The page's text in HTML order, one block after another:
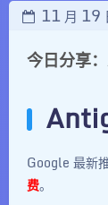
11 月 19
今日分享
Google 最新
费。